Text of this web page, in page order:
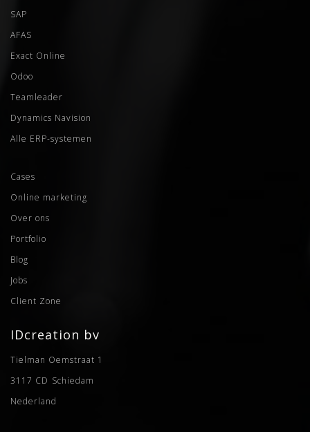
SAP
AFAS
Exact Online
Odoo
Teamleader
Dynamics Navision
Alle ERP-systemen
Cases
Online marketing
Over ons
Portfolio
Blog
Jobs
Client Zone
IDcreation bv
Tielman Oemstraat 1
3117 CD Schiedam
Nederland